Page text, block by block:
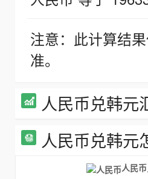
注意：此计算结
准。
人民币兑韩元
人民币兑韩元
人民